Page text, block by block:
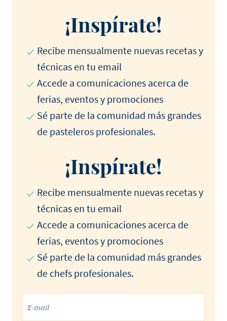
¡Inspírate!
Recibe mensualmente nuevas recetas y
técnicas en tu email
Accede a comunicaciones acerca de
ferias, eventos y promociones
Sé parte de la comunidad más grandes
de pasteleros profesionales.
¡Inspírate!
Recibe mensualmente nuevas recetas y
técnicas en tu email
Accede a comunicaciones acerca de
ferias, eventos y promociones
Sé parte de la comunidad más grandes
de chefs profesionales.